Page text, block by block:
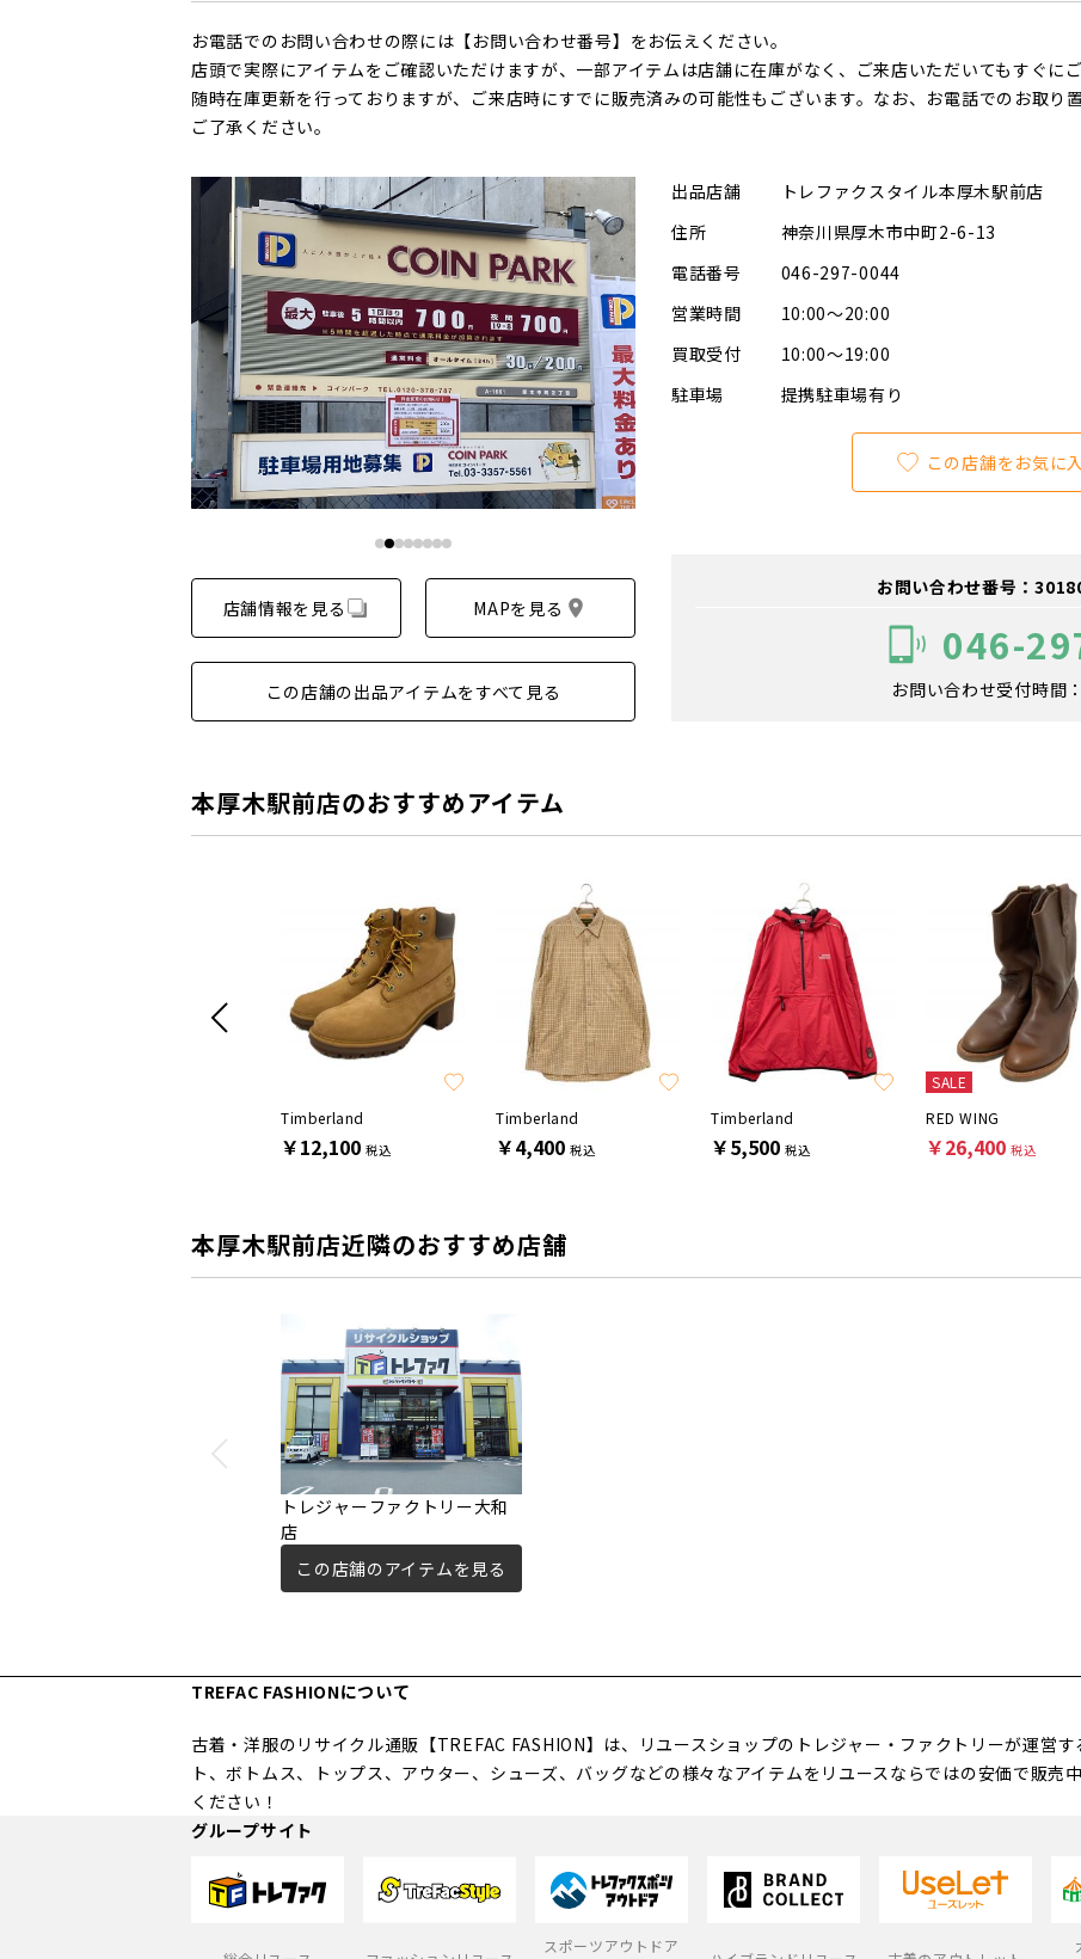
お電話でのお問い合わせの際には【お問い合わせ番号】をお伝えください。
店頭で実際にアイテムをご確認いただけますが、一部アイテムは店舗に在庫がなく、ご来店いただいてもすぐに
随時在庫更新を行っておりますが、ご来店時にすでに販売済みの可能性もございます。なお、お電話でのお取り
ご了承ください。
店舗情報を見る MAPを見る
この店舗の出品アイテムをすべて見る
出品店舗
トレファクスタイル本厚木駅前店
住所
神奈川県厚木市中町2-6-13
電話番号
046-297-0044
営業時間
10:00～20:00
買取受付
10:00～19:00
駐車場
提携駐車場有り
この店舗をお気に
お問い合わせ番号：
046-
お問い合わせ受付時間
本厚木駅前店のおすすめアイテム
Timberland
￥12,100 税込
Timberland
￥4,400 税込
Timberland
￥5,500 税込
SALE
RED WING
￥26,400 税込
本厚木駅前店近隣のおすすめ店舗
トレジャーファクトリー大和
店
この店舗のアイテムを見る
TREFAC FASHIONについて
古着・洋服のリサイクル通販【TREFAC FASHION】は、リユースショップのトレジャー・ファクトリーが運営
ト、ボトムス、トップス、アウター、シューズ、バッグなどの様々なアイテムをリユースならではの安価で販売
ください！
グループサイト
スポーツアウトドア